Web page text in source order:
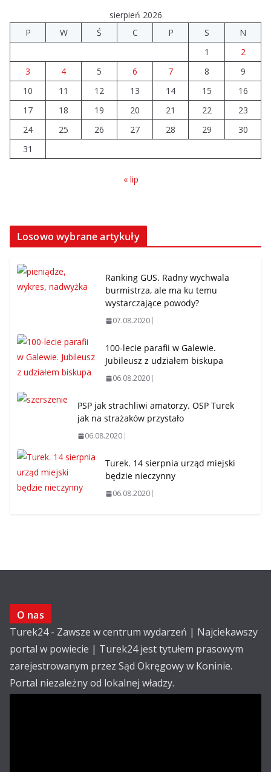
sierpień 2026
P
W Ś C P S
N
1
2
3
4 5 6 7 8
9
10
11 12 13 14 15
16
17
18 19 20 21 22
23
24
25 26 27 28 29
30
31
« lip
Losowo wybrane artykuły
Ranking GUS. Radny wychwala
burmistrza, ale ma ku temu
wystarczające powody?
07.08.2020
100-lecie parafii w Galewie.
Jubileusz z udziałem biskupa
06.08.2020
PSP jak strachliwi amatorzy. OSP Turek
jak na strażaków przystało
06.08.2020
Turek. 14 sierpnia urząd miejski
będzie nieczynny
06.08.2020
O nas
Turek24 - Zawsze w centrum wydarzeń | Najciekawszy
portal w powiecie | Turek24 jest tytułem prasowym
zarejestrowanym przez Sąd Okręgowy w Koninie.
Portal niezależny od lokalnej władzy.